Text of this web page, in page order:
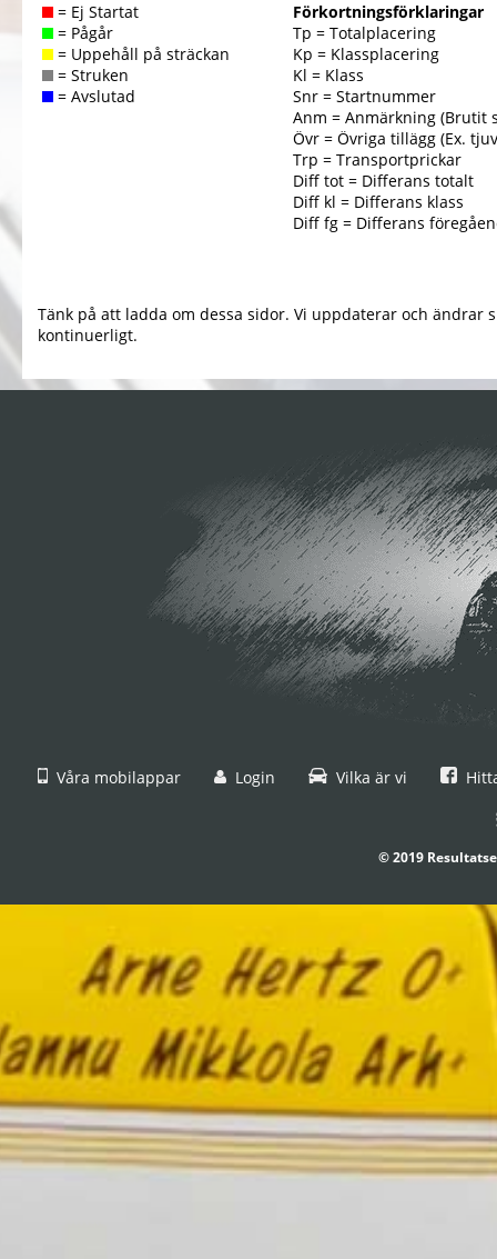
= Ej Startat
= Pågår
= Uppehåll på sträckan
= Struken
= Avslutad
Förkortningsförklaringar
Tp = Totalplacering
Kp = Klassplacering
Kl = Klass
Snr = Startnummer
Anm = Anmärkning (Brutit
Övr = Övriga tillägg (Ex.
Trp = Transportprickar
Diff tot = Differans totalt
Diff kl = Differans klass
Diff fg = Differans
Tänk på att ladda om dessa sidor. Vi uppdaterar och ändrar
kontinuerligt.
Våra mobilappar Login Vilka är vi
© 2019